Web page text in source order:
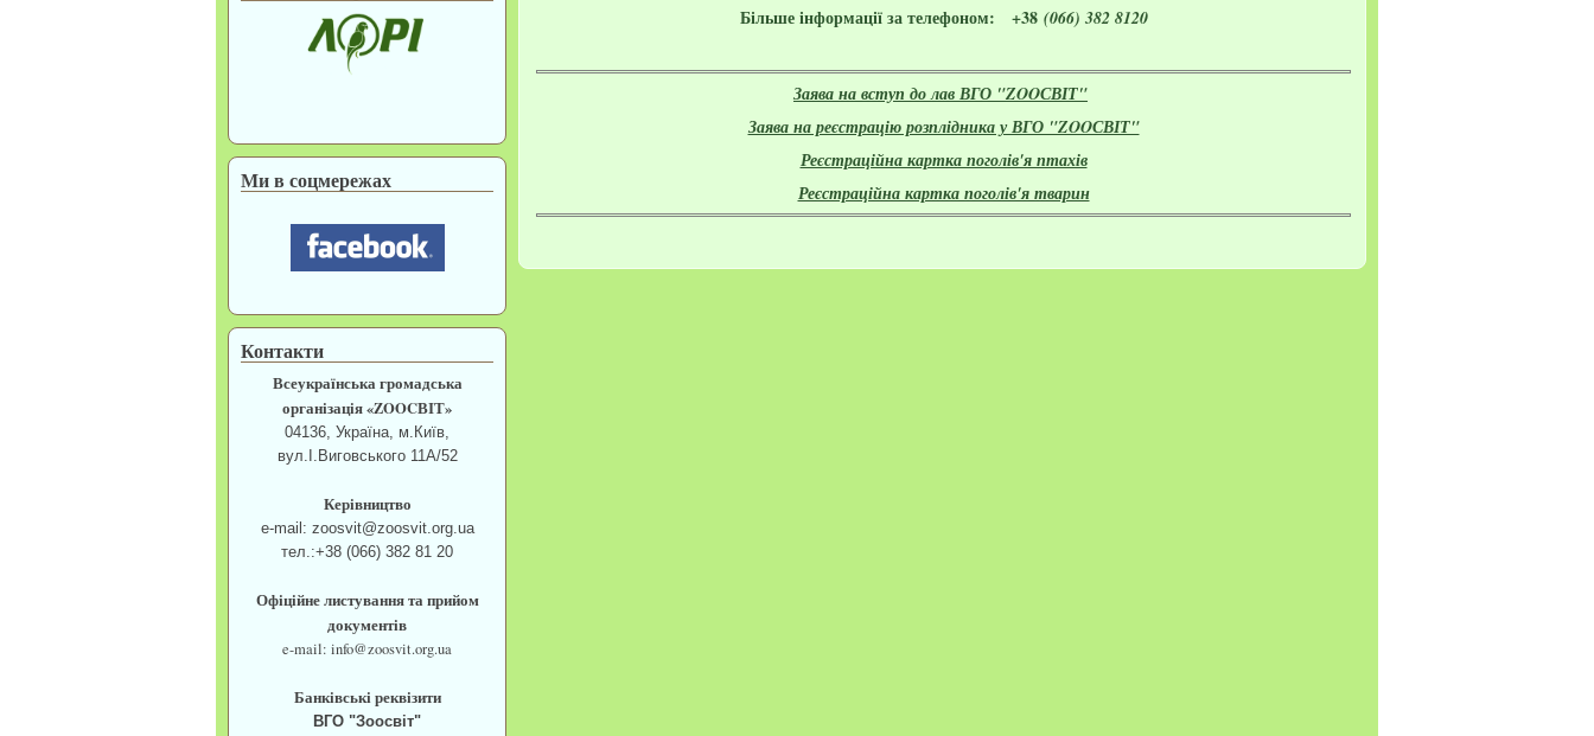
Ми в соцмережах
Контакти
Всеукраїнська громадська
організація «ZOOCВІТ»
04136, Україна, м.Київ,
вул.І.Виговського 11А/52
Керівництво
e-mail: zoosvit@zoosvit.org.ua
тел.:+38 (066) 382 81 20
Офіційне листування та прийом
документів
e-mail: info@zoosvit.org.ua
Банківські реквізити
ВГО "Зоосвіт"
Більше інформації за телефоном: +38 (066) 382 8120
Заява на вступ до лав ВГО "ZOOСВІТ"
Заява на реєстрацію розплідника у ВГО "ZOOСВІТ"
Реєстраційна картка поголів'я птахів
Реєстраційна картка поголів'я тварин